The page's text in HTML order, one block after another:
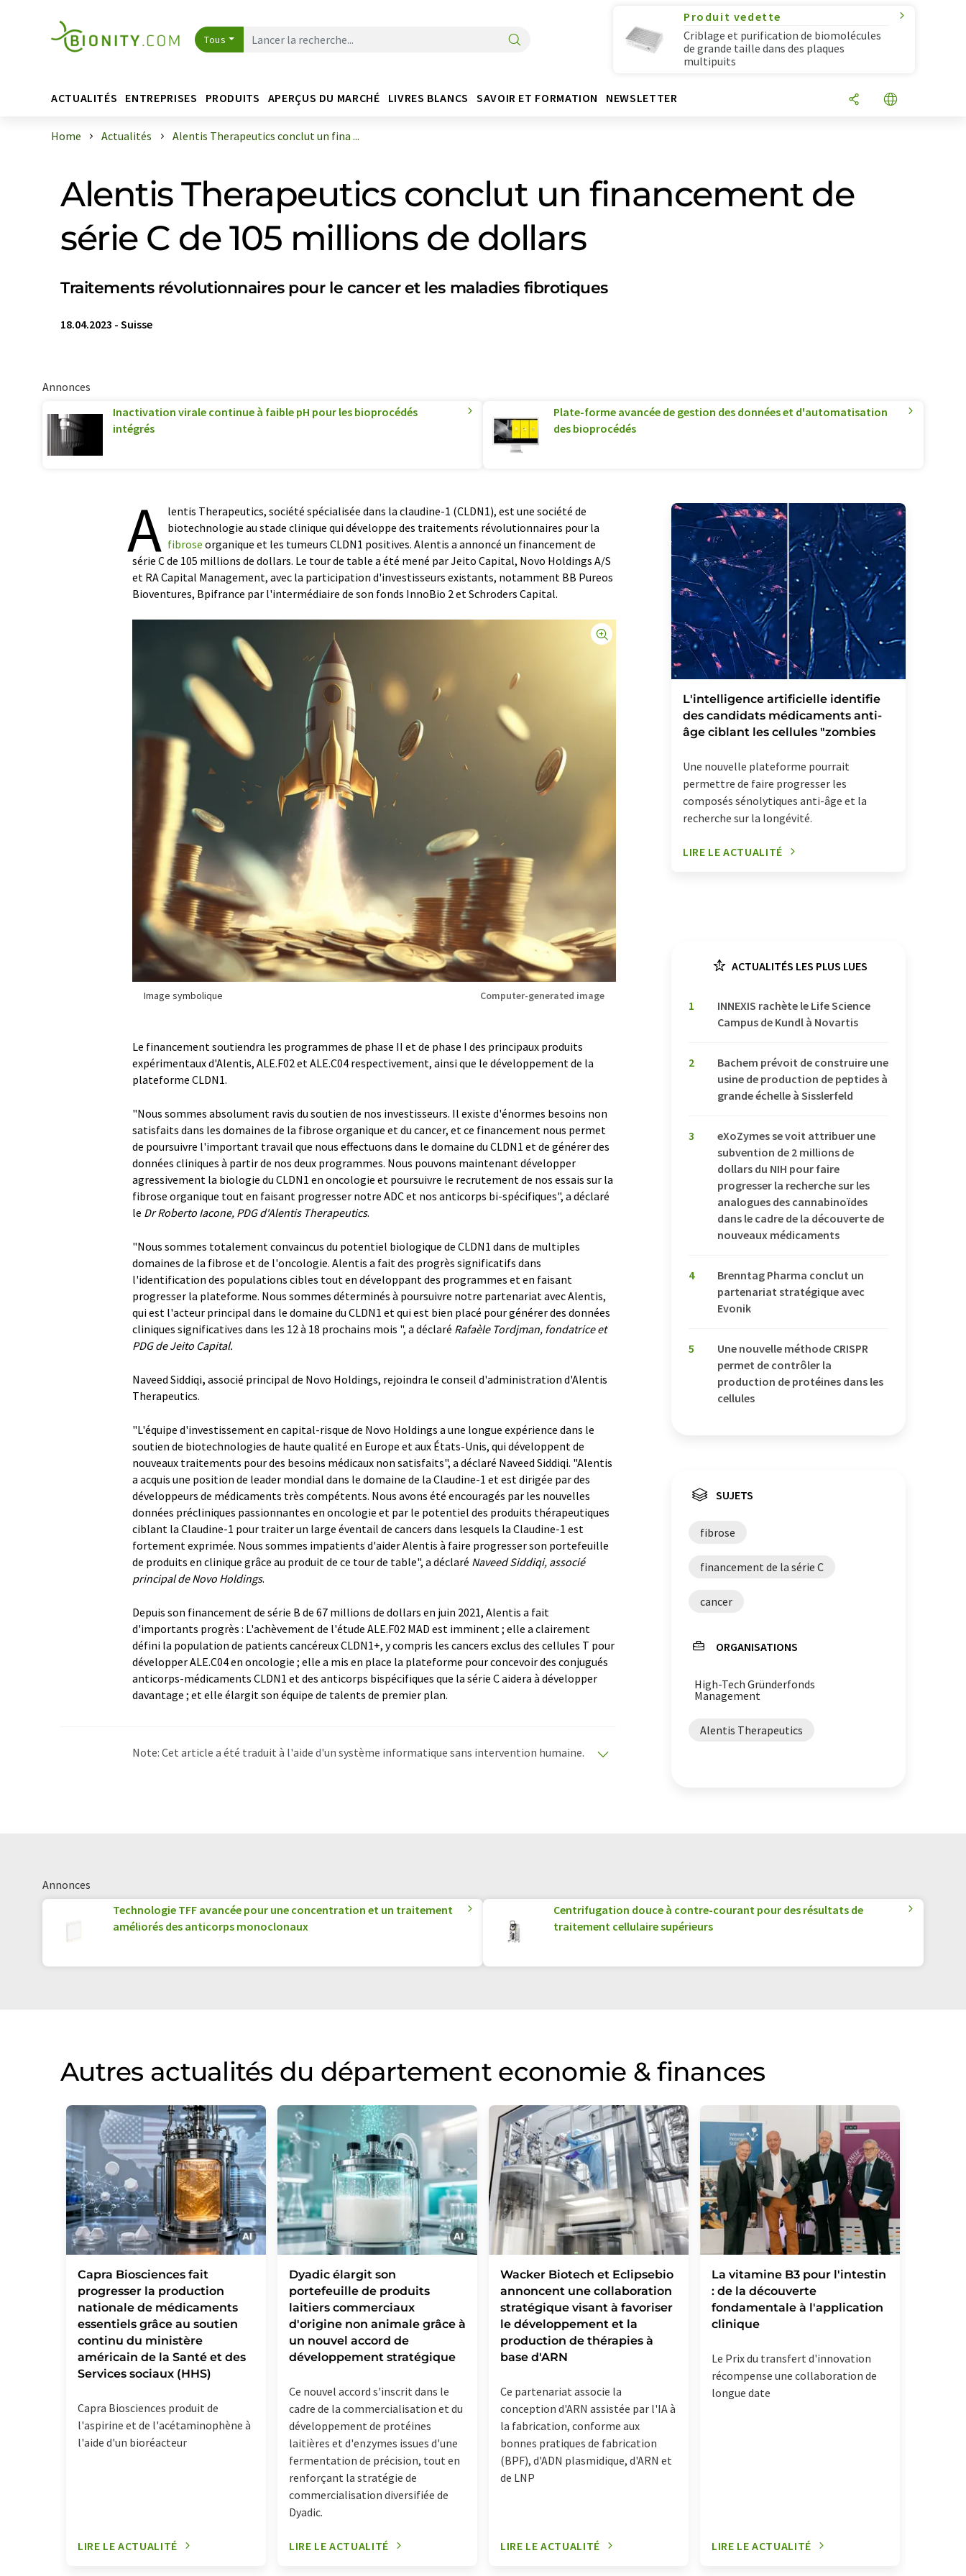
Tous
Produit vedette
Criblage et purification de biomolécules
de grande taille dans des plaques
multipuits
ACTUALITÉS ENTREPRISES PRODUITS APERÇUS DU MARCHÉ LIVRES BLANCS SAVOIR ET FORMATION NEWSLETTER
Home Actualités Alentis Therapeutics conclut un fina ...
Alentis Therapeutics conclut un financement de
série C de 105 millions de dollars
Traitements révolutionnaires pour le cancer et les maladies fibrotiques
18.04.2023 - Suisse
Annonces
Inactivation virale continue à faible pH pour les bioprocédés
intégrés
Plate-forme avancée de gestion des données et d'automatisation
des bioprocédés
A lentis Therapeutics, société spécialisée dans la claudine-1 (CLDN1), est une société de
biotechnologie au stade clinique qui développe des traitements révolutionnaires pour la
fibrose organique et les tumeurs CLDN1 positives. Alentis a annoncé un financement de
série C de 105 millions de dollars. Le tour de table a été mené par Jeito Capital, Novo Holdings A/S
et RA Capital Management, avec la participation d'investisseurs existants, notamment BB Pureos
Bioventures, Bpifrance par l'intermédiaire de son fonds InnoBio 2 et Schroders Capital.
Image symbolique Computer-generated image
Le financement soutiendra les programmes de phase II et de phase I des principaux produits
expérimentaux d'Alentis, ALE.F02 et ALE.C04 respectivement, ainsi que le développement de la
plateforme CLDN1.
"Nous sommes absolument ravis du soutien de nos investisseurs. Il existe d'énormes besoins non
satisfaits dans les domaines de la fibrose organique et du cancer, et ce financement nous permet
de poursuivre l'important travail que nous effectuons dans le domaine du CLDN1 et de générer des
données cliniques à partir de nos deux programmes. Nous pouvons maintenant développer
agressivement la biologie du CLDN1 en oncologie et poursuivre le recrutement de nos essais sur la
fibrose organique tout en faisant progresser notre ADC et nos anticorps bi-spécifiques", a déclaré
le Dr Roberto Iacone, PDG d'Alentis Therapeutics.
"Nous sommes totalement convaincus du potentiel biologique de CLDN1 dans de multiples
domaines de la fibrose et de l'oncologie. Alentis a fait des progrès significatifs dans
l'identification des populations cibles tout en développant des programmes et en faisant
progresser la plateforme. Nous sommes déterminés à poursuivre notre partenariat avec Alentis,
qui est l'acteur principal dans le domaine du CLDN1 et qui est bien placé pour générer des données
cliniques significatives dans les 12 à 18 prochains mois ", a déclaré Rafaèle Tordjman, fondatrice et
PDG de Jeito Capital.
Naveed Siddiqi, associé principal de Novo Holdings, rejoindra le conseil d'administration d'Alentis
Therapeutics.
"L'équipe d'investissement en capital-risque de Novo Holdings a une longue expérience dans le
soutien de biotechnologies de haute qualité en Europe et aux États-Unis, qui développent de
nouveaux traitements pour des besoins médicaux non satisfaits", a déclaré Naveed Siddiqi. "Alentis
a acquis une position de leader mondial dans le domaine de la Claudine-1 et est dirigée par des
développeurs de médicaments très compétents. Nous avons été encouragés par les nouvelles
données précliniques passionnantes en oncologie et par le potentiel des produits thérapeutiques
ciblant la Claudine-1 pour traiter un large éventail de cancers dans lesquels la Claudine-1 est
fortement exprimée. Nous sommes impatients d'aider Alentis à faire progresser son portefeuille
de produits en clinique grâce au produit de ce tour de table", a déclaré Naveed Siddiqi, associé
principal de Novo Holdings.
Depuis son financement de série B de 67 millions de dollars en juin 2021, Alentis a fait
d'importants progrès : L'achèvement de l'étude ALE.F02 MAD est imminent ; elle a clairement
défini la population de patients cancéreux CLDN1+, y compris les cancers exclus des cellules T pour
développer ALE.C04 en oncologie ; elle a mis en place la plateforme pour concevoir des conjugués
anticorps-médicaments CLDN1 et des anticorps bispécifiques que la série C aidera à développer
davantage ; et elle élargit son équipe de talents de premier plan.
Note: Cet article a été traduit à l'aide d'un système informatique sans intervention humaine.
L'intelligence artificielle identifie
des candidats médicaments anti-
âge ciblant les cellules "zombies
Une nouvelle plateforme pourrait
permettre de faire progresser les
composés sénolytiques anti-âge et la
recherche sur la longévité.
LIRE LE ACTUALITÉ
ACTUALITÉS LES PLUS LUES
1
INNEXIS rachète le Life Science
Campus de Kundl à Novartis
2
Bachem prévoit de construire une
usine de production de peptides à
grande échelle à Sisslerfeld
3
eXoZymes se voit attribuer une
subvention de 2 millions de
dollars du NIH pour faire
progresser la recherche sur les
analogues des cannabinoïdes
dans le cadre de la découverte de
nouveaux médicaments
4
Brenntag Pharma conclut un
partenariat stratégique avec
Evonik
5
Une nouvelle méthode CRISPR
permet de contrôler la
production de protéines dans les
cellules
SUJETS
fibrose
financement de la série C
cancer
ORGANISATIONS
High-Tech Gründerfonds
Management
Alentis Therapeutics
Annonces
Technologie TFF avancée pour une concentration et un traitement
améliorés des anticorps monoclonaux
Centrifugation douce à contre-courant pour des résultats de
traitement cellulaire supérieurs
Autres actualités du département economie & finances
Capra Biosciences fait
progresser la production
nationale de médicaments
essentiels grâce au soutien
continu du ministère
américain de la Santé et des
Services sociaux (HHS)
Capra Biosciences produit de
l'aspirine et de l'acétaminophène à
l'aide d'un bioréacteur
LIRE LE ACTUALITÉ
Dyadic élargit son
portefeuille de produits
laitiers commerciaux
d'origine non animale grâce à
un nouvel accord de
développement stratégique
Ce nouvel accord s'inscrit dans le
cadre de la commercialisation et du
développement de protéines
laitières et d'enzymes issues d'une
fermentation de précision, tout en
renforçant la stratégie de
commercialisation diversifiée de
Dyadic.
LIRE LE ACTUALITÉ
Wacker Biotech et Eclipsebio
annoncent une collaboration
stratégique visant à favoriser
le développement et la
production de thérapies à
base d'ARN
Ce partenariat associe la
conception d'ARN assistée par l'IA à
la fabrication, conforme aux
bonnes pratiques de fabrication
(BPF), d'ADN plasmidique, d'ARN et
de LNP
LIRE LE ACTUALITÉ
La vitamine B3 pour l'intestin
: de la découverte
fondamentale à l'application
clinique
Le Prix du transfert d'innovation
récompense une collaboration de
longue date
LIRE LE ACTUALITÉ